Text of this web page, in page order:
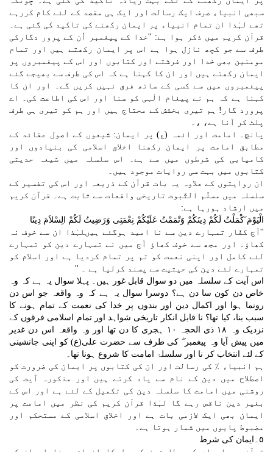
سبھی انبیاء صرف ایک رسالت اور ایک ہی مقصد کے لئے کام کررہے
تھے لہٰذا ان تمام انبیاء پر ایمان رکھنے کی تاکید کی گئی ہے۔
قرآن کریم میں ذکر ہوا ہے: ''خدا کے پیغمبر اُن کے پرور دگارکی
طرف سے جو کچھ نازل ہوا ہے اس پر ایمان رکھتے ہیں اور تمام
مومنین بھی خدا اور فرشتے اور کتابوں اور اس کے پیغمبروں پر
ایمان رکھتے ہیں اور ان کا کہنا ہے کہ اس کی طرف سے بھیجے گئے
پیغمبروں میں سے کسی کے ساتھ فرق نہیں کریں گے۔ اور ان کا
کہنا ہے کہ ہم نے پیغام الٰہی کو سنا اور اس کی اطاعت کی۔ اے
پرورد گار! ہم تیری بخشش کے محتاج ہیں اور ہم کو تیری ہی طرف
پلٹ کر آنا ہے، ،۔
پانچ۔ امامت اور ائمہ (ع) پر ایمان: شیعوں کے اصول عقائد کے
مطابق امامت پر ایمان رکھنا اخلاق اسلامی کی بنیادوں اور
کامیابی کی شرطوں میں سے ہے۔ اس سلسلہ میں شیعہ حدیثی
کتابوں میں بہت سی روایات موجود ہیں۔
ان روایتوں کے علاوہ یہ بات قرآن کے ذریعہ اور اس کی تفسیر کے
سلسلہ میں مسلّم الثّبوت تاریخی واقعات سے ثابت ہے۔ قرآن کریم
میں ارشاد ہورہا ہے:
الْیَوْمَ َکْمَلْتُ لَکُمْ دِینَکُمْ وََتْمَمْتُ عَلَیْکُمْ نِعْمَتِی وَرَضِیتُ لَکُمْ الِسْلاَمَ دِینًا
''آج کفّار تمہارے دین سے نا امید ہوگئے ہیںلہٰذا ان سے خوف نہ
کھاؤ۔ اور مجھ سے خوف کھاؤ آج میں نے تمہارے دین کو تمہارے
لئے کامل اور اپنی نعمت کو تم پر تمام کردیا ہے اور اسلام کو
تمہارے لئے دین کی حیثیت سے پسند کرلیا ہے ۔ ''
اس آیت کے سلسلہ میں دو سوال قابل غور ہیں۔ پہلا سوال یہ ہے کہ وہ
خاص دن کون سا دن ہے؟ دوسرا سوال یہ ہے کہ وہ واقعہ جو اس دن
رونما ہوا اور اکمال دین اور بندوں پر خدا کی نعمت کے تمام ہونے کا
سبب بنا، کیا تھا؟ نا قابل انکار تاریخی شواہد اور تمام اسلامی فرقوں کے
نزدیک وہ ١٨ ذی الحجہ ١٠ ہجری کا دن تھا اور وہ واقعہ اس دن غدیر
میں پیش آیا وہ پیغمبر ۖ کی طرف سے حضرت علی(ع) کو اپنی جانشینی
کے لئے انتخاب کر نا اور سلسلۂ امامت کا شروع ہونا تھا۔
ہم انبیاء ٪ کی رسالت اور ان کی کتابوں پر ایمان کی ضرورت کو
اصطلاح میں دین کے نام سے یاد کرتے ہیں اور مذکورہ آیت کی
روشنی میں امامت کا سلسلہ دین کی تکمیل کے لئے ہے اور اس کے
بغیر دین ناقص رہے گا لہٰذا قرآن کریم کی نظر میں امامت پر
ایمان بھی ایک لازمی بات ہے اور اخلاق اسلامی کے مستحکم اور
مضبوط پایوں میں شمار ہوتا ہے۔
٥۔ایمان کی شرط